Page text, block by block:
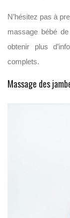
N’hésitez pas à
massage bébé
obtenir plus
complets.
Massage des